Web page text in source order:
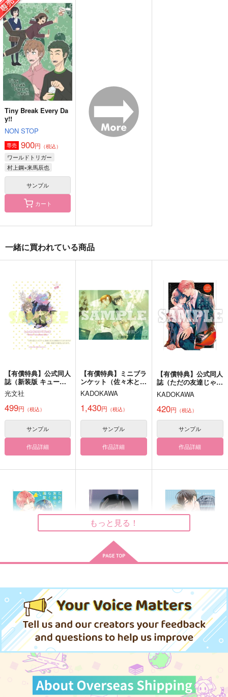
たとえ運命でなくとも
ROUND ABOUT
787円（税込）
シャア×シャリア
サンプル
作品詳細
ROUND ABOUT
サンプル
作品詳細
トリガーハッピー
サンプル
作品詳細
944円（税込）
サンプル
作品詳細
ちちみずログ
ゲゲ郎×水木
サンプル
恋を知らないあなたは
虎杖悠仁×脹相
サンプル
君から聞きたいことが
nowhere/S.mile
村上鋼×荒船哲次、穂刈篤×荒船哲次
サンプル
なぜか夢小説に詳しい
オダサクの同人誌
セピアコンチェルト
同人誌のつくりかた＋
表紙デザイン
クロコダイルティアー
Lululu Rerecording
Makoto*Izumi（まこ
いず同人誌再録）
ルルル
Tiny Break Every Da
y!!
NON STOP
専売 900円 （税込）
ワールドトリガー
村上鋼×来馬辰也
サンプル
カート
一緒に買われている商品
【有償特典】公式同人
誌（新装版 キューピ
ッドに落雷・新装
版 キューピッドに落
雷 追撃）
光文社
499円 （税込）
サンプル
作品詳細
【有償特典】ミニブラ
ンケット（佐々木と宮
野 10（公式同人誌付
き特装版・通常版））
KADOKAWA
1,430円 （税込）
サンプル
作品詳細
【有償特典】公式同人
誌（ただの友達じゃな
くなる瞬間 4）
KADOKAWA
420円 （税込）
サンプル
作品詳細
誌（ただの友達じゃな
くなる瞬間 5）
KADOKAWA
480円（税込）
サンプル
作品詳細
（君が言うには犬の
恋 下）
KADOKAWA
サンプル
作品詳細
（俺の可愛い弟は 2）
KADOKAWA
640 （税込）
サンプル
作品詳細
もっと見る！